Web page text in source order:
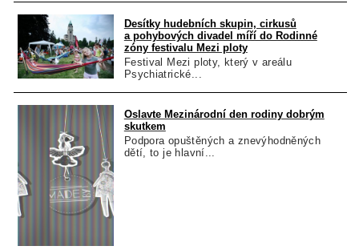
Desítky hudebních skupin, cirkusů
a pohybových divadel míří do Rodinné
zóny festivalu Mezi ploty
Festival Mezi ploty, který v areálu
Psychiatrické...
Oslavte Mezinárodní den rodiny dobrým
skutkem
Podpora opuštěných a znevýhodněných
dětí, to je hlavní...